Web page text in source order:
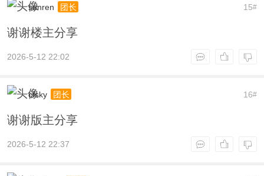
15#
sunren 团长
谢谢楼主分享
2026-5-12 22:02
16#
cfsky 团长
谢谢版主分享
2026-5-12 22:37